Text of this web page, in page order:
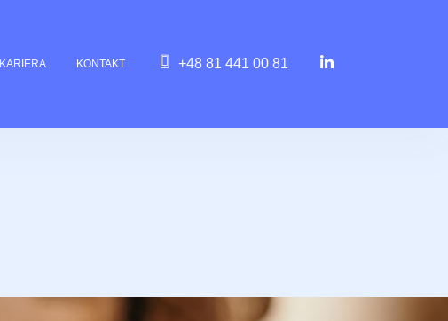
KARIERA KONTAKT +48 81 441 00 81